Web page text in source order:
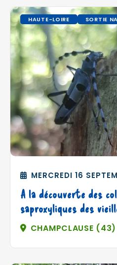
HAUTE-LOIRE SORTIE
MERCREDI 16
A la découverte des
saproxyliques des
CHAMPCLAUSE (43)